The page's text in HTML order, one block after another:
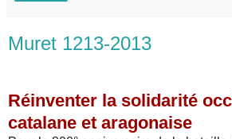
Muret 1213-2013
Réinventer la solidarité
catalane et aragonaise